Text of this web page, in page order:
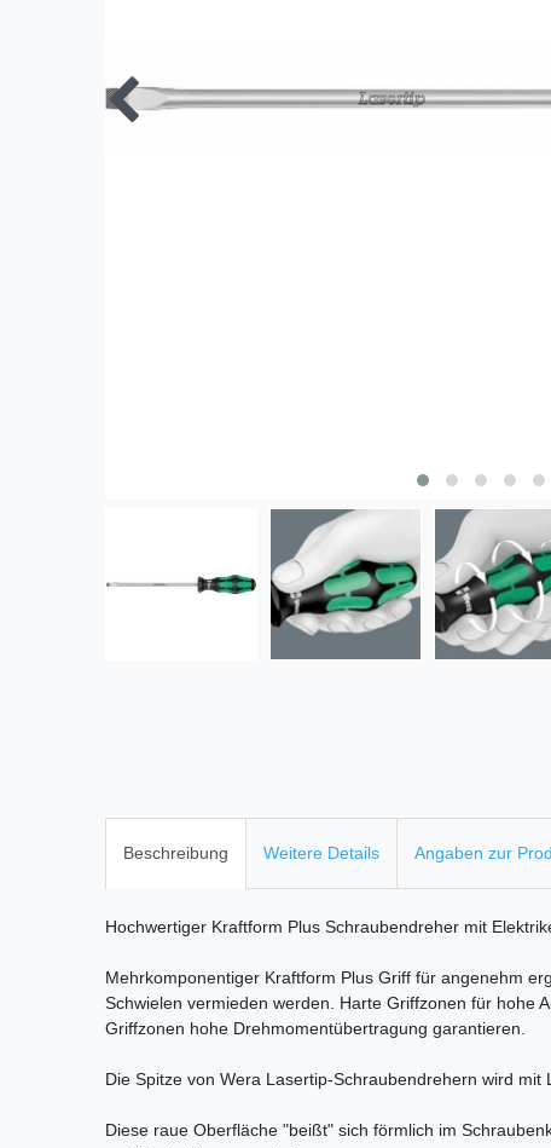
Beschreibung Weitere Details Angaben zur
Hochwertiger Kraftform Plus Schraubendreher mit
Mehrkomponentiger Kraftform Plus Griff für angenehm
Schwielen vermieden werden. Harte Griffzonen für hohe
Griffzonen hohe Drehmomentübertragung garantieren.
Die Spitze von Wera Lasertip-Schraubendrehern wird mit
Diese raue Oberfläche "beißt" sich förmlich im